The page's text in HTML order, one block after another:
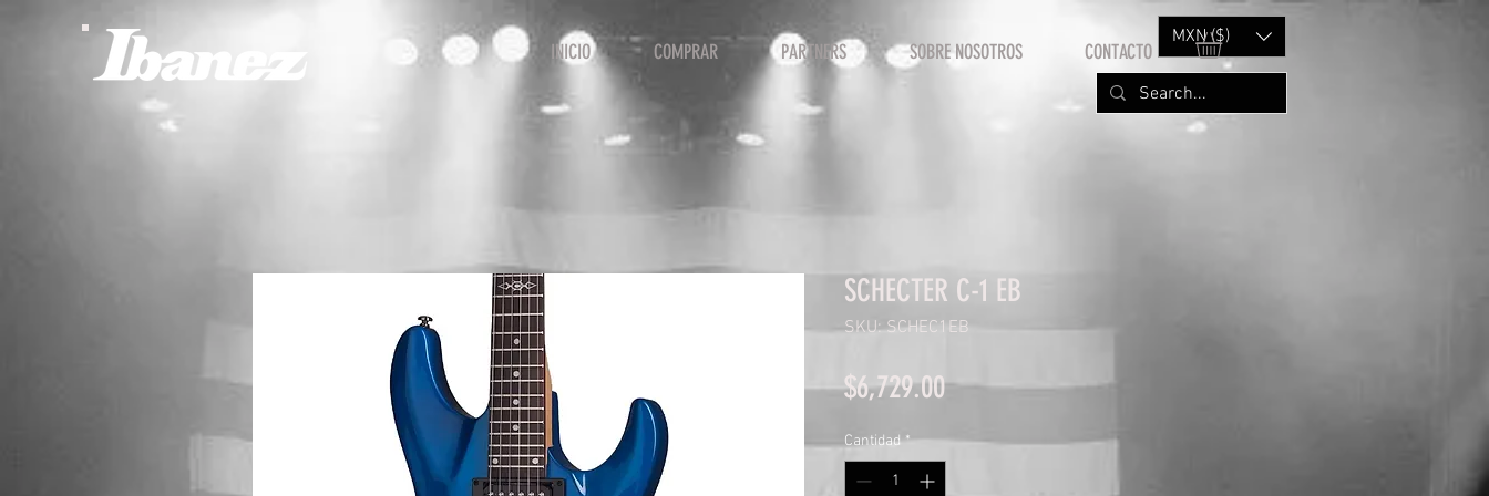
INICIO COMPRAR PARTNERS SOBRE NOSOTROS CONTACTO
MXN ($)
SCHECTER C-1 EB
SKU: SCHEC1EB
$6,729.00Precio
Cantidad *